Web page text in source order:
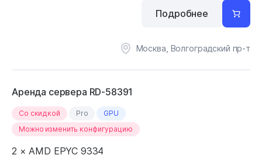
Москва, Волгоградский пр-т
Подробнее
Аренда сервера RD-58391
Cо скидкой Pro
GPU
Можно изменить конфигурацию
2 × AMD EPYC 9334